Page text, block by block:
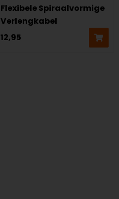
Flexibele Spiraalvormige
Verlengkabel
12,95